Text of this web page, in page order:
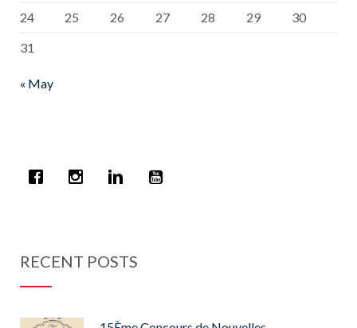
24
25 26 27 28 29
30
31
« May
RECENT POSTS